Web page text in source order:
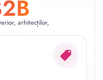
modul în care produsele
livrate către clienți, în
arhitecților,